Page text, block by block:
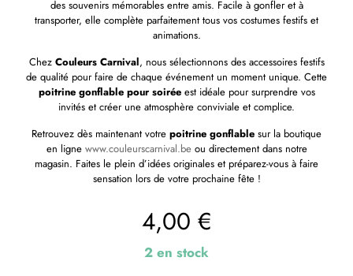
des souvenirs mémorables entre amis. Facile à gonfler et à
transporter, elle complète parfaitement tous vos costumes festifs et
animations.
Chez Couleurs Carnival, nous sélectionnons des accessoires festifs
de qualité pour faire de chaque événement un moment unique. Cette
poitrine gonflable pour soiréeest idéale pour surprendre vos
invités et créer une atmosphère conviviale et complice.
Retrouvez dès maintenant votre poitrine gonflable sur la boutique
en ligne www.couleurscarnival.beou directement dans notre
magasin. Faites le plein d’idées originales et préparez-vous à faire
sensation lors de votre prochaine fête !
4,00 €
2 en stock